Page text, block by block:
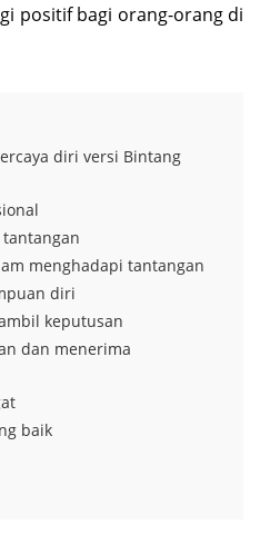
positif bagi orang-orang di
diri versi Bintang
menghadapi tantangan
diri
keputusan
dan menerima
baik